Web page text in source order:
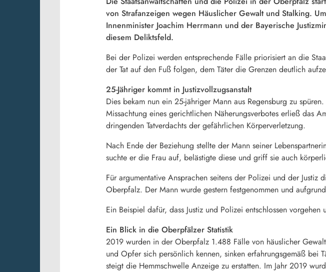
von Strafanzeigen wegen Häuslicher Gewalt und Stalking.
Innenminister Joachim Herrmann und der Bayerische
diesem Deliktsfeld.
Bei der Polizei werden entsprechende Fälle priorisiert an die
der Tat auf den Fuß folgen, dem Täter die Grenzen deutlich
25-Jähriger kommt in Justizvollzugsanstalt
Dies bekam nun ein 25-jähriger Mann aus Regensburg zu
Missachtung eines gerichtlichen Näherungsverbotes erließ das
dringenden Tatverdachts der gefährlichen Körperverletzung.
Nach Ende der Beziehung stellte der Mann seiner
suchte er die Frau auf, belästigte diese und griff sie auch
Für argumentative Ansprachen seitens der Polizei und der
Oberpfalz. Der Mann wurde gestern festgenommen und
Ein Beispiel dafür, dass Justiz und Polizei entschlossen
Ein Blick in die Oberpfälzer Statistik
2019 wurden in der Oberpfalz 1.488 Fälle von häuslicher
und Opfer sich persönlich kennen, sinken erfahrungsgemäß bei
steigt die Hemmschwelle Anzeige zu erstatten. Im Jahr 2019